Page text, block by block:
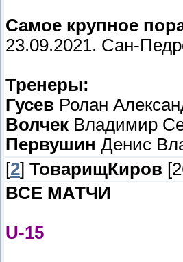
Самое крупное
23.09.2021. Сан-
Тренеры:
Гусев Ролан
Волчек Владимир
Первушин Денис
[2] ТоварищКиров
ВСЕ МАТЧИ
U-15